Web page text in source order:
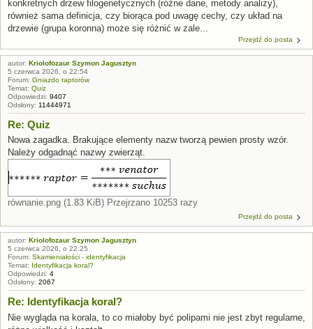
konkretnych drzew filogenetycznych (różne dane, metody analizy),
również sama definicja, czy biorąca pod uwagę cechy, czy układ na
drzewie (grupa koronna) może się różnić w zale...
Przejdź do posta
autor: Kriolofozaur Szymon Jagusztyn
5 czerwca 2026, o 22:54
Forum: Gniazdo raptorów
Temat: Quiz
Odpowiedzi: 9407
Odsłony: 11444971
Re: Quiz
Nowa zagadka. Brakujące elementy nazw tworzą pewien prosty wzór.
Należy odgadnąć nazwy zwierząt.
równanie.png (1.83 KiB) Przejrzano 10253 razy
Przejdź do posta
autor: Kriolofozaur Szymon Jagusztyn
5 czerwca 2026, o 22:25
Forum: Skamieniałości - identyfikacja
Temat: Identyfikacja koral?
Odpowiedzi: 4
Odsłony: 2067
Re: Identyfikacja koral?
Nie wygląda na korala, to co miałoby być polipami nie jest zbyt regularne,